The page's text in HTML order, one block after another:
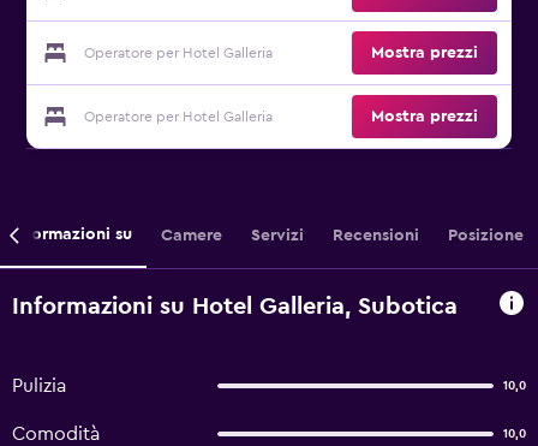
Operatore per Hotel Galleria Mostra prezzi
Operatore per Hotel Galleria Mostra prezzi
Informazioni su Camere Servizi Recensioni Posizione
Informazioni su Hotel Galleria, Subotica
Pulizia 10,0
Comodità 10,0